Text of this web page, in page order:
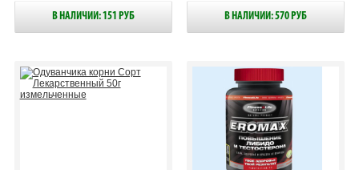
В НАЛИЧИИ: 151 РУБ В НАЛИЧИИ: 570 РУБ